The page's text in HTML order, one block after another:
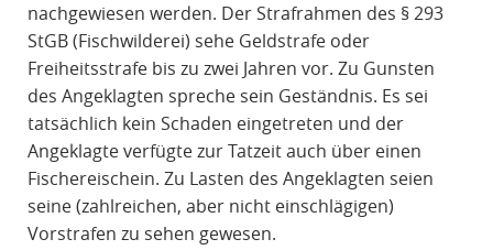
nachgewiesen werden. Der Strafrahmen des § 293
StGB (Fischwilderei) sehe Geldstrafe oder
Freiheitsstrafe bis zu zwei Jahren vor. Zu Gunsten
des Angeklagten spreche sein Geständnis. Es sei
tatsächlich kein Schaden eingetreten und der
Angeklagte verfügte zur Tatzeit auch über einen
Fischereischein. Zu Lasten des Angeklagten seien
seine (zahlreichen, aber nicht einschlägigen)
Vorstrafen zu sehen gewesen.